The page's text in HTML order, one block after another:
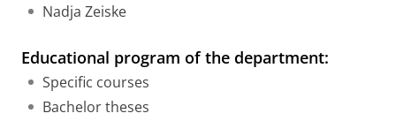
Nadja Zeiske
Educational program of the department:
Specific courses
Bachelor theses